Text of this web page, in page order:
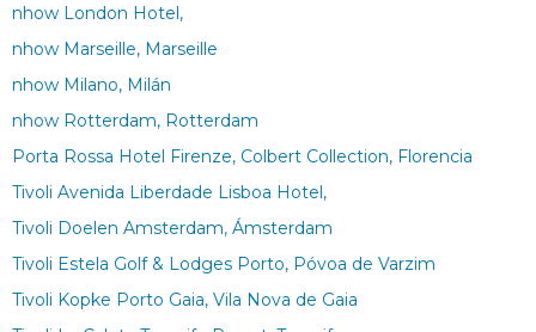
nhow London Hotel,
nhow Marseille, Marseille
nhow Milano, Milán
nhow Rotterdam, Rotterdam
Porta Rossa Hotel Firenze, Colbert Collection, Florencia
Tivoli Avenida Liberdade Lisboa Hotel,
Tivoli Doelen Amsterdam, Ámsterdam
Tivoli Estela Golf & Lodges Porto, Póvoa de Varzim
Tivoli Kopke Porto Gaia, Vila Nova de Gaia